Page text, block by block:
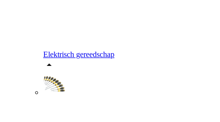
Elektrisch gereedschap